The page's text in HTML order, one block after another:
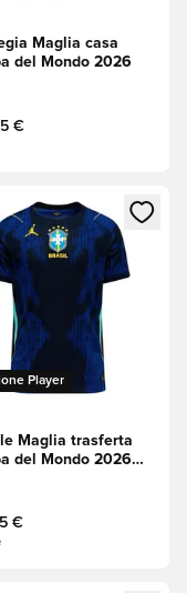
Maglia casa
del Mondo 2026
€
o registrarsi come
finestra modale
Player
Maglia trasferta
del Mondo 2026
€